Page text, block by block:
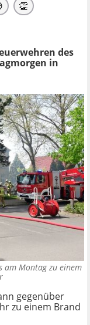
👏
des
in
am Montag zu einem
gegenüber
zu einem Brand